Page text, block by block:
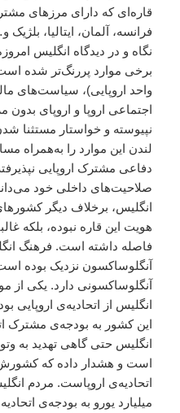
قاره‌ای که دارای مرزهای
فرانسه، آلمان، ایتالیا،
نگاه و در دیدگاه انگلیس
برخی موارد پررنگ‌تر شده
واحد اروپایی)، سیاست‌های
اجتماعی اروپا و اروپای
نپیوسته و خواستار مستثنا
لندن این موارد را به‌همراه
دفاعی مشترک اروپایی
صلاحیت‌های داخلی خود
انگلیس، برخلاف دیگر
هویت این قاره نبوده، بلکه
فاصله داشته است. فرهنگ
آنگلوساکسون نزدیک بوده
آنگلوساکسونی دارد. یکی از
انگلیس از اتحادیه‌ی اروپایی
این کشور به بودجه‌ی مشترک
انگلیس حتی گاهی تهدید به
است و هشدار داده که
اتحادیه‌ی اروپاست. مردم
میلیارد یورو به بودجه‌ی